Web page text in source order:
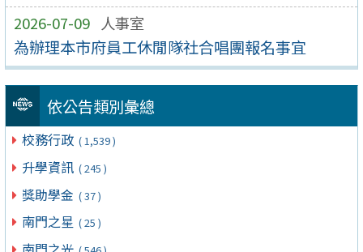
2026-07-09 人事室
為辦理本市府員工休閒隊社合唱團報名事宜
依公告類別彙總
校務行政 ( 1,539 )
升學資訊 ( 245 )
獎助學金 ( 37 )
南門之星 ( 25 )